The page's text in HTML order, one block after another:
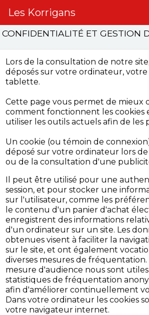
Les Korrigans
CONFIDENTIALITÉ ET GESTION
Lors de la consultation de notre
déposés sur votre ordinateur,
tablette.
Cette page vous permet de mieux
comment fonctionnent les cookies
utiliser les outils actuels afin de les
Un cookie (ou témoin de
déposé sur votre ordinateur lors de
ou de la consultation d'une
Il peut être utilisé pour une
session, et pour stocker une
sur l'utilisateur, comme les
le contenu d'un panier d'achat
enregistrent des informations
d'un ordinateur sur un site. Les
obtenues visent à faciliter la
sur le site, et ont également
diverses mesures de fréquentation.
mesure d'audience nous sont
statistiques de fréquentation
afin d'améliorer continuellement
Dans votre ordinateur les cookies
votre navigateur internet.